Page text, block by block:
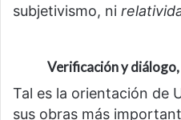
subjetivismo, ni
Verificación y
Tal es la orientación de
sus obras más